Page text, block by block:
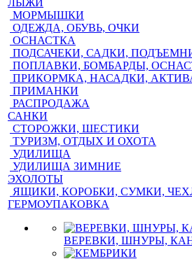
ЛЫЖИ
МОРМЫШКИ
ОДЕЖДА, ОБУВЬ, ОЧКИ
ОСНАСТКА
ПОДСАЧЕКИ, САДКИ,
ПОПЛАВКИ, БОМБАРДЫ,
ПРИКОРМКА, НАСАДКИ,
ПРИМАНКИ
РАСПРОДАЖА
САНКИ
СТОРОЖКИ, ШЕСТИКИ
ТУРИЗМ, ОТДЫХ И ОХОТА
УДИЛИЩА
УДИЛИЩА ЗИМНИЕ
ЭХОЛОТЫ
ЯЩИКИ, КОРОБКИ, СУМКИ,
ГЕРМОУПАКОВКА
ВЕРЕВКИ, ШНУРЫ,